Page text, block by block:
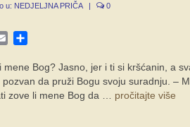
u: NEDJELJNA PRIČA | 0
Email
Bog? Jasno, jer i ti si kršćanin, a
da pruži Bogu svoju suradnju. –
zove li mene Bog da … pročitajte više